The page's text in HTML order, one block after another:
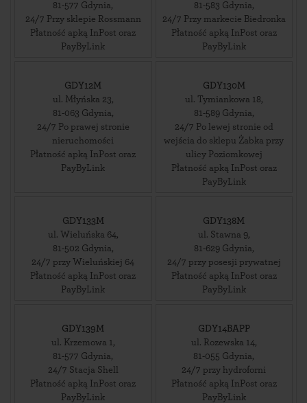
81-577 Gdynia,
24/7 Przy sklepie Rossmann
Płatność apką InPost oraz
PayByLink
81-583 Gdynia,
24/7 Przy markecie Biedronka
Płatność apką InPost oraz
PayByLink
GDY12M
ul. Młyńska 23,
81-063 Gdynia,
24/7 Po prawej stronie
nieruchomości
Płatność apką InPost oraz
PayByLink
GDY130M
ul. Tymiankowa 18,
81-589 Gdynia,
24/7 Po lewej stronie od
wejścia do sklepu Żabka przy
ulicy Poziomkowej
Płatność apką InPost oraz
PayByLink
GDY133M
ul. Wieluńska 64,
81-502 Gdynia,
24/7 przy Wieluńskiej 64
Płatność apką InPost oraz
PayByLink
GDY138M
ul. Stawna 9,
81-629 Gdynia,
24/7 przy posesji prywatnej
Płatność apką InPost oraz
PayByLink
GDY139M
ul. Krzemowa 1,
81-577 Gdynia,
24/7 Stacja Shell
Płatność apką InPost oraz
PayByLink
GDY14BAPP
ul. Rozewska 14,
81-055 Gdynia,
24/7 przy hydroforni
Płatność apką InPost oraz
PayByLink